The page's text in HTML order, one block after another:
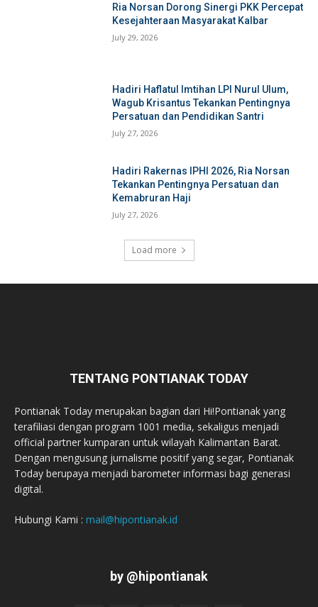
Ria Norsan Dorong Sinergi PKK Percepat
Kesejahteraan Masyarakat Kalbar
July 29, 2026
Hadiri Haflatul Imtihan LPI Nurul Ulum,
Wagub Krisantus Tekankan Pentingnya
Persatuan dan Pendidikan Santri
July 27, 2026
Hadiri Rakernas IPHI 2026, Ria Norsan
Tekankan Pentingnya Persatuan dan
Kemabruran Haji
July 27, 2026
Load more
TENTANG PONTIANAK TODAY
Pontianak Today merupakan bagian dari Hi!Pontianak yang
terafiliasi dengan program 1001 media, sekaligus menjadi
official partner kumparan untuk wilayah Kalimantan Barat.
Dengan mengusung jurnalisme positif yang segar, Pontianak
Today berupaya menjadi barometer informasi bagi generasi
digital.
Hubungi Kami : mail@hipontianak.id
by @hipontianak